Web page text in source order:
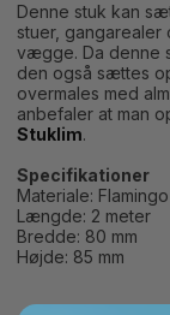
Denne stuk kan
stuer,
vægge. Da denne
den også sættes
overmales med
anbefaler at man
Stuklim.
Specifikationer
Materiale: Flamingo
Længde: 2 meter
Bredde: 80 mm
Højde: 85 mm